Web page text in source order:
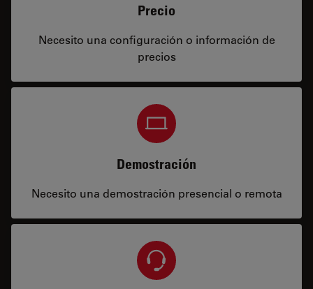
Precio
Necesito una configuración o información de
precios
Demostración
Necesito una demostración presencial o remota